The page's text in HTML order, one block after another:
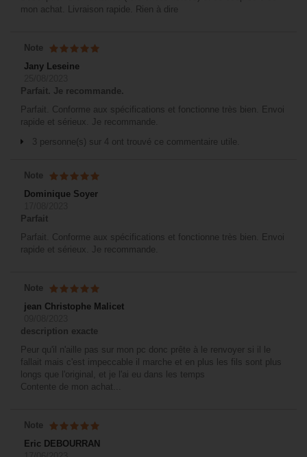
mon achat. Livraison rapide. Rien à dire
Note
Jany Leseine
Parfait. Je recommande.
Parfait. Conforme aux spécifications et fonctionne très bien. Envoi
rapide et sérieux. Je recommande.
3 personne(s) sur 4 ont trouvé ce commentaire utile.
Note
Dominique Soyer
Parfait
Parfait. Conforme aux spécifications et fonctionne très bien. Envoi
rapide et sérieux. Je recommande.
Note
jean Christophe Malicet
description exacte
Peur qu'il n'aille pas sur mon pc donc prête à le renvoyer si il le
fallait mais c'est impeccable il marche et en plus les fils sont plus
longs que l'original, et je l'ai eu dans les temps
Contente de mon achat...
Note
Eric DEBOURRAN